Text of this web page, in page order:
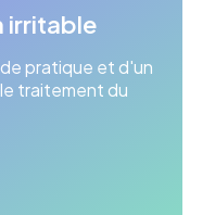
irritable
pratique et d'un
traitement du